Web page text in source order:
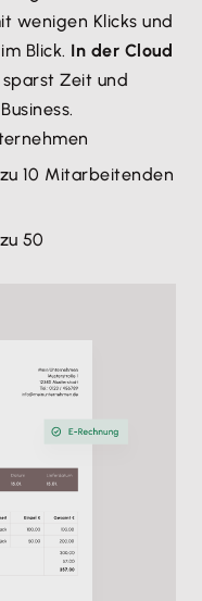
wenigen Klicks und
Blick. In der Cloud
sparst Zeit und
10 Mitarbeitenden
50